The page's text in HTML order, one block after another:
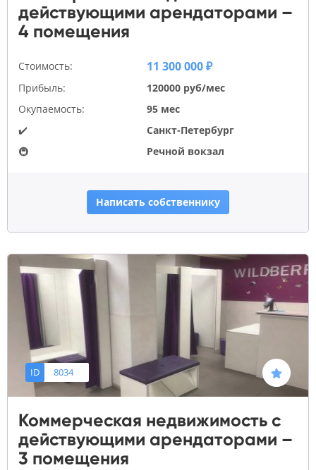
действующими арендаторами –
4 помещения
Стоимость: 11 300 000 ₽
Прибыль:
120000 руб/мес
Окупаемость:
95 мес
✔️
Санкт-Петербург
🚇
Речной вокзал
Написать собственнику
ID 8034
Коммерческая недвижимость с
действующими арендаторами –
3 помещения